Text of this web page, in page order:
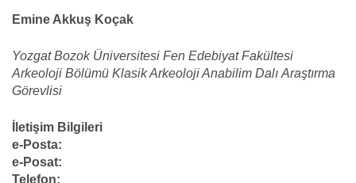
Emine Akkuş Koçak
Yozgat Bozok Üniversitesi Fen Edebiyat Fakültesi
Arkeoloji Bölümü Klasik Arkeoloji Anabilim Dalı Araştırma
Görevlisi
İletişim Bilgileri
e-Posta:
e-Posat:
Telefon: